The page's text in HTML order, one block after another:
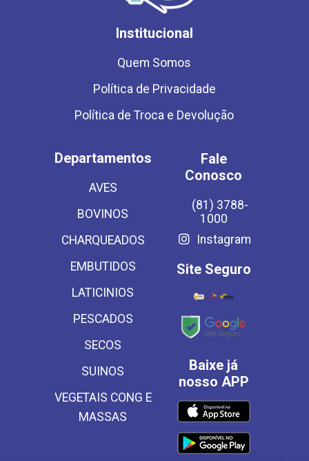
Institucional
Quem Somos
Política de Privacidade
Política de Troca e Devolução
Departamentos
AVES
BOVINOS
CHARQUEADOS
EMBUTIDOS
LATICINIOS
PESCADOS
SECOS
SUINOS
VEGETAIS CONG E
MASSAS
Fale
Conosco
(81) 3788-
1000
Instagram
Site Seguro
Baixe já
nosso APP